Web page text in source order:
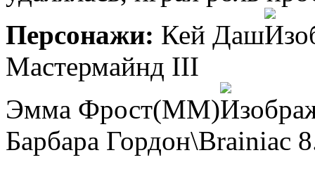
Персонажи: Кей Даш
Мастермайнд III
Эмма Фрост(MM)
Барбара Гордон\Brainiac